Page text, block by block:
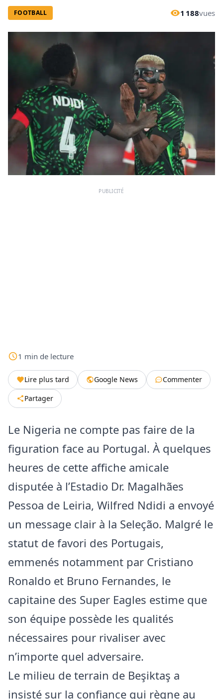
FOOTBALL 1 188vues
PUBLICITÉ
1 min de lecture
Lire plus tard Google News
Commenter
Partager
Le Nigeria ne compte pas faire de la
figuration face au Portugal. À quelques
heures de cette affiche amicale
disputée à l’Estadio Dr. Magalhães
Pessoa de Leiria, Wilfred Ndidi a envoyé
un message clair à la Seleção. Malgré le
statut de favori des Portugais,
emmenés notamment par Cristiano
Ronaldo et Bruno Fernandes, le
capitaine des Super Eagles estime que
son équipe possède les qualités
nécessaires pour rivaliser avec
n’importe quel adversaire.
Le milieu de terrain de Beşiktaş a
insisté sur la confiance qui règne au